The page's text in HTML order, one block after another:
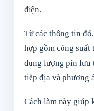
điện.
Từ các thông tin
hợp gồm công suất
dung lượng pin lưu
tiếp địa và phương
Cách làm này giúp